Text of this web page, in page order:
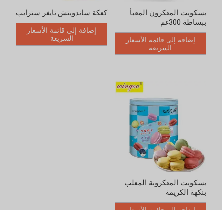
إضافة إلى قائمة الأسعار
السريعة
بنكهة الكريمة
إضافة إلى قائمة الأسعار
السريعة
أدخل الكلمات المفتاحية
فئات المنتجات
بسكويت على الطريقة الصينية
البسكويت المرّ
بسكويت مقدد